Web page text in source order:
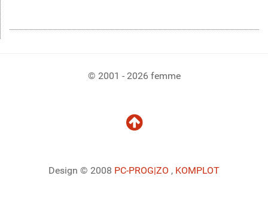
© 2001 - 2026 femme
Design © 2008 PC-PROG|ZO , KOMPLOT